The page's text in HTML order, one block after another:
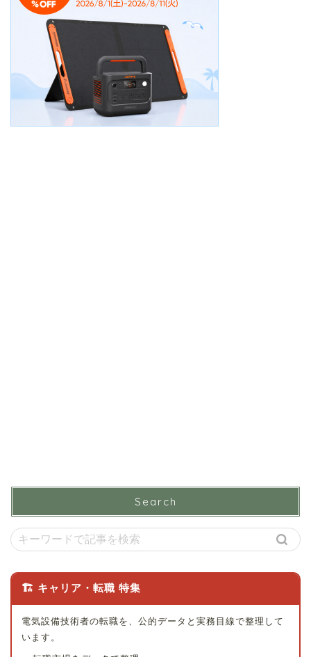
Search
🏗 キャリア・転職 特集
電気設備技術者の転職を、公的データと実務目線で整理して
います。